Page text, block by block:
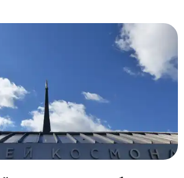
непродолжительное время навсегда
творчестве. Знаменитая квартира
прозвище «нехорошая
на страницы многих произведений
объектом сатиры и насмешки.
с осмотра здания, где находится
доходный дом Пигита был
века, в его архитектурном облике
черты модерна. Вы осмотрите
как менялся московский быт
дом. А еще отыщите во дворе свиту